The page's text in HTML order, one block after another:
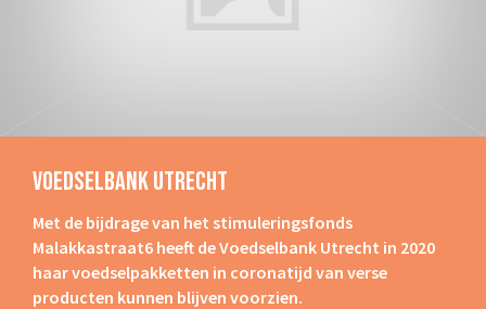
Voedselbank Utrecht
Met de bijdrage van het stimuleringsfonds
Malakkastraat6 heeft de Voedselbank Utrecht in 2020
haar voedselpakketten in coronatijd van verse
producten kunnen blijven voorzien.